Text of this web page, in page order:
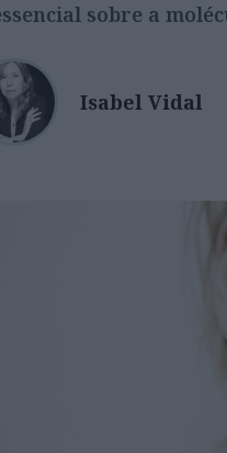
sobre a
Isabel Vidal